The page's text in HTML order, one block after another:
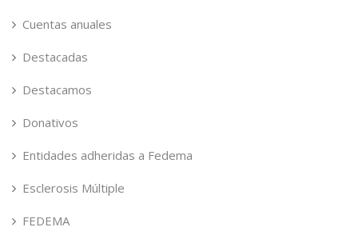
Cuentas anuales
Destacadas
Destacamos
Donativos
Entidades adheridas a Fedema
Esclerosis Múltiple
FEDEMA